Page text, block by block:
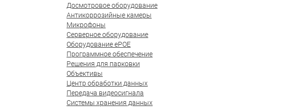
Досмотровое оборудование
Антикоррозийные камеры
Микрофоны
Серверное оборудование
Оборудование ePOE
Программное обеспечение
Решения для парковки
Объективы
Центр обработки данных
Передача видеосигнала
Системы хранения данных